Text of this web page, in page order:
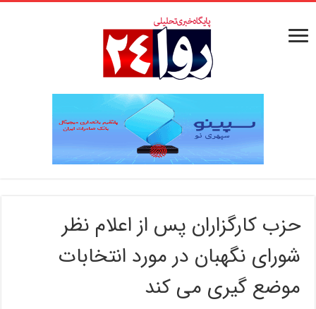
حزب کارگزاران پس از اعلام نظر
شورای نگهبان در مورد انتخابات
موضع گیری می کند